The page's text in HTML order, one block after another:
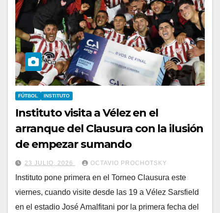
FÚTBOL INSTITUTO
Instituto visita a Vélez en el
arranque del Clausura con la ilusión
de empezar sumando
23 JULIO, 2026 OCTAVIO PROCHOTSKY
Instituto pone primera en el Torneo Clausura este
viernes, cuando visite desde las 19 a Vélez Sarsfield
en el estadio José Amalfitani por la primera fecha del